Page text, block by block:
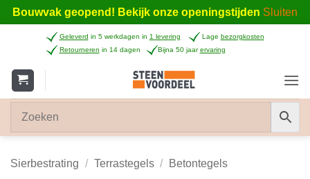
Bouwvak geopend! Bekijk onze openingstijden Sluiten
inhoud
Geleverd in 5 werkdagen in 1 levering Lage bezorgkosten
Retourneren in 14 dagen Bijna 50 jaarervaring
Sierbestrating / Terrastegels / Betontegels